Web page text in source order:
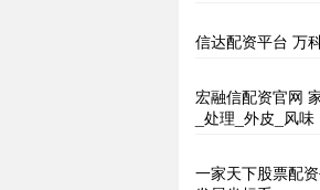
信达配资平台 万
宏融信配资官网
_处理_外皮_风味
一家天下股票配